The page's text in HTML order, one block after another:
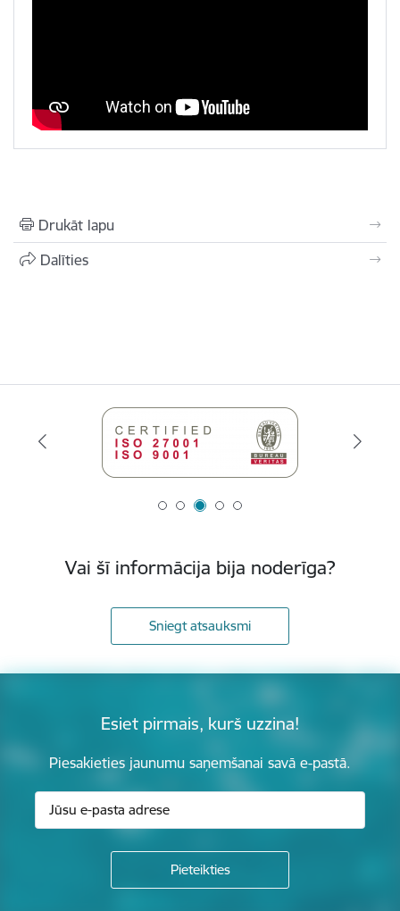
Drukāt lapu
Dalīties
Vai šī informācija bija noderīga?
Sniegt atsauksmi
Esiet pirmais, kurš uzzina!
Piesakieties jaunumu saņemšanai savā e-pastā.